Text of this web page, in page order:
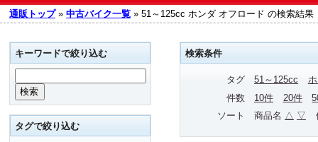
通販トップ» 中古バイク一覧 » 51～125cc ホンダ オフロード の検索結果
検索条件
タグ 51～125cc
件数
10件 20件
ソート
商品名 △ ▽
キーワードで絞り込む
タグで絞り込む